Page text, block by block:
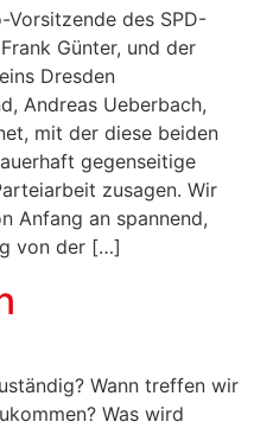
des SPD-
Günter, und der
Dresden
Andreas Ueberbach,
mit der diese beiden
gegenseitige
zusagen. Wir
Anfang an spannend,
von der […]
Wann treffen wir
Was wird